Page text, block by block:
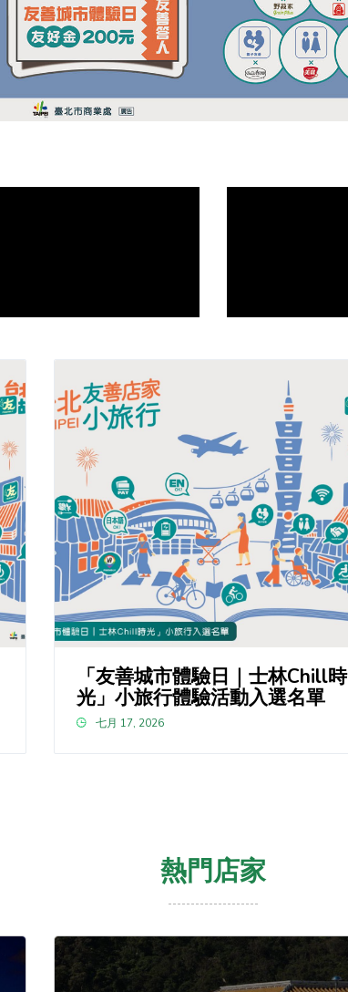
「友善城市體驗日｜士林Chill時
光」小旅行體驗活動入選名單
七月 17, 2026
熱門店家